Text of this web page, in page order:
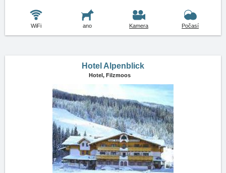
WiFi ano Kamera Počasí
Hotel Alpenblick
Hotel, Filzmoos